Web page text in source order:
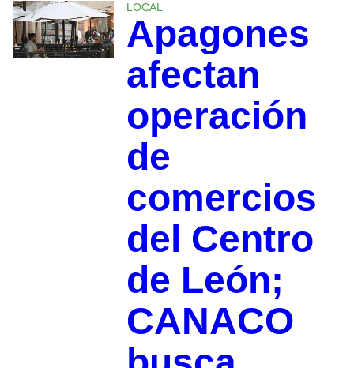
LOCAL
Apagones
afectan
operación
de
comercios
del Centro
de León;
CANACO